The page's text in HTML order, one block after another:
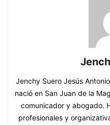
Jenchy Suero Jesús
nació en San Juan de la
comunicador y abogado.
profesionales y